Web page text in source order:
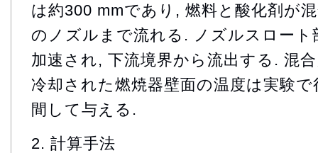
は約300 mmであり, 燃料と酸化剤が
のノズルまで流れる. ノズルスロート
加速され, 下流境界から流出する. 混
冷却された燃焼器壁面の温度は実験
間して与える.
2. 計算手法